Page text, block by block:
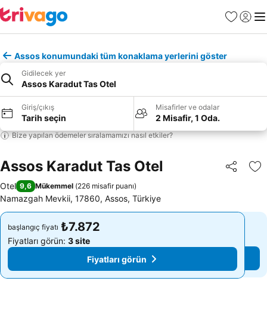
Favoriler
Giriş
Assos konumundaki tüm konaklama yerlerini göster
Gidilecek yer
Assos Karadut Tas Otel
Giriş/çıkış
Tarih seçin
Misafirler ve odalar
2 Misafir, 1 Oda.
Bize yapılan ödemeler sıralamamızı nasıl etkiler?
Assos Karadut Tas Otel Paylaş
Otel 9,6 Mükemmel (226 misafir puanı)
Namazgah Mevkii, 17860, Assos, Türkiye
başlangıç fiyatı ₺7.872
Fiyatları görün: 3 site
Fiyatları görün
başlangıç fiyatı ₺7.872
Fiyatları görün: 3 site
Fiyatları görün